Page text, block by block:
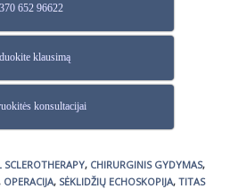
652 96622
klausimą
konsultacijai
, CHIRURGINIS GYDYMAS,
, OPERACIJA, SĖKLIDŽIŲ ECHOSKOPIJA, TITAS